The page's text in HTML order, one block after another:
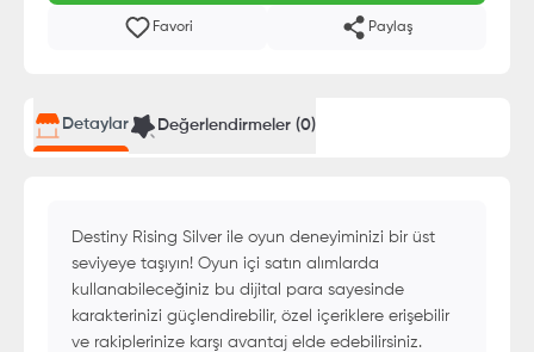
Favori Paylaş
Detaylar Değerlendirmeler (0)
Destiny Rising Silver ile oyun deneyiminizi bir üst
seviyeye taşıyın! Oyun içi satın alımlarda
kullanabileceğiniz bu dijital para sayesinde
karakterinizi güçlendirebilir, özel içeriklere erişebilir
ve rakiplerinize karşı avantaj elde edebilirsiniz.